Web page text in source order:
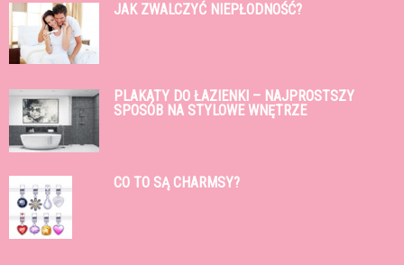
JAK ZWALCZYĆ NIEPŁODNOŚĆ?
PLAKATY DO ŁAZIENKI – NAJPROSTSZY
SPOSÓB NA STYLOWE WNĘTRZE
CO TO SĄ CHARMSY?